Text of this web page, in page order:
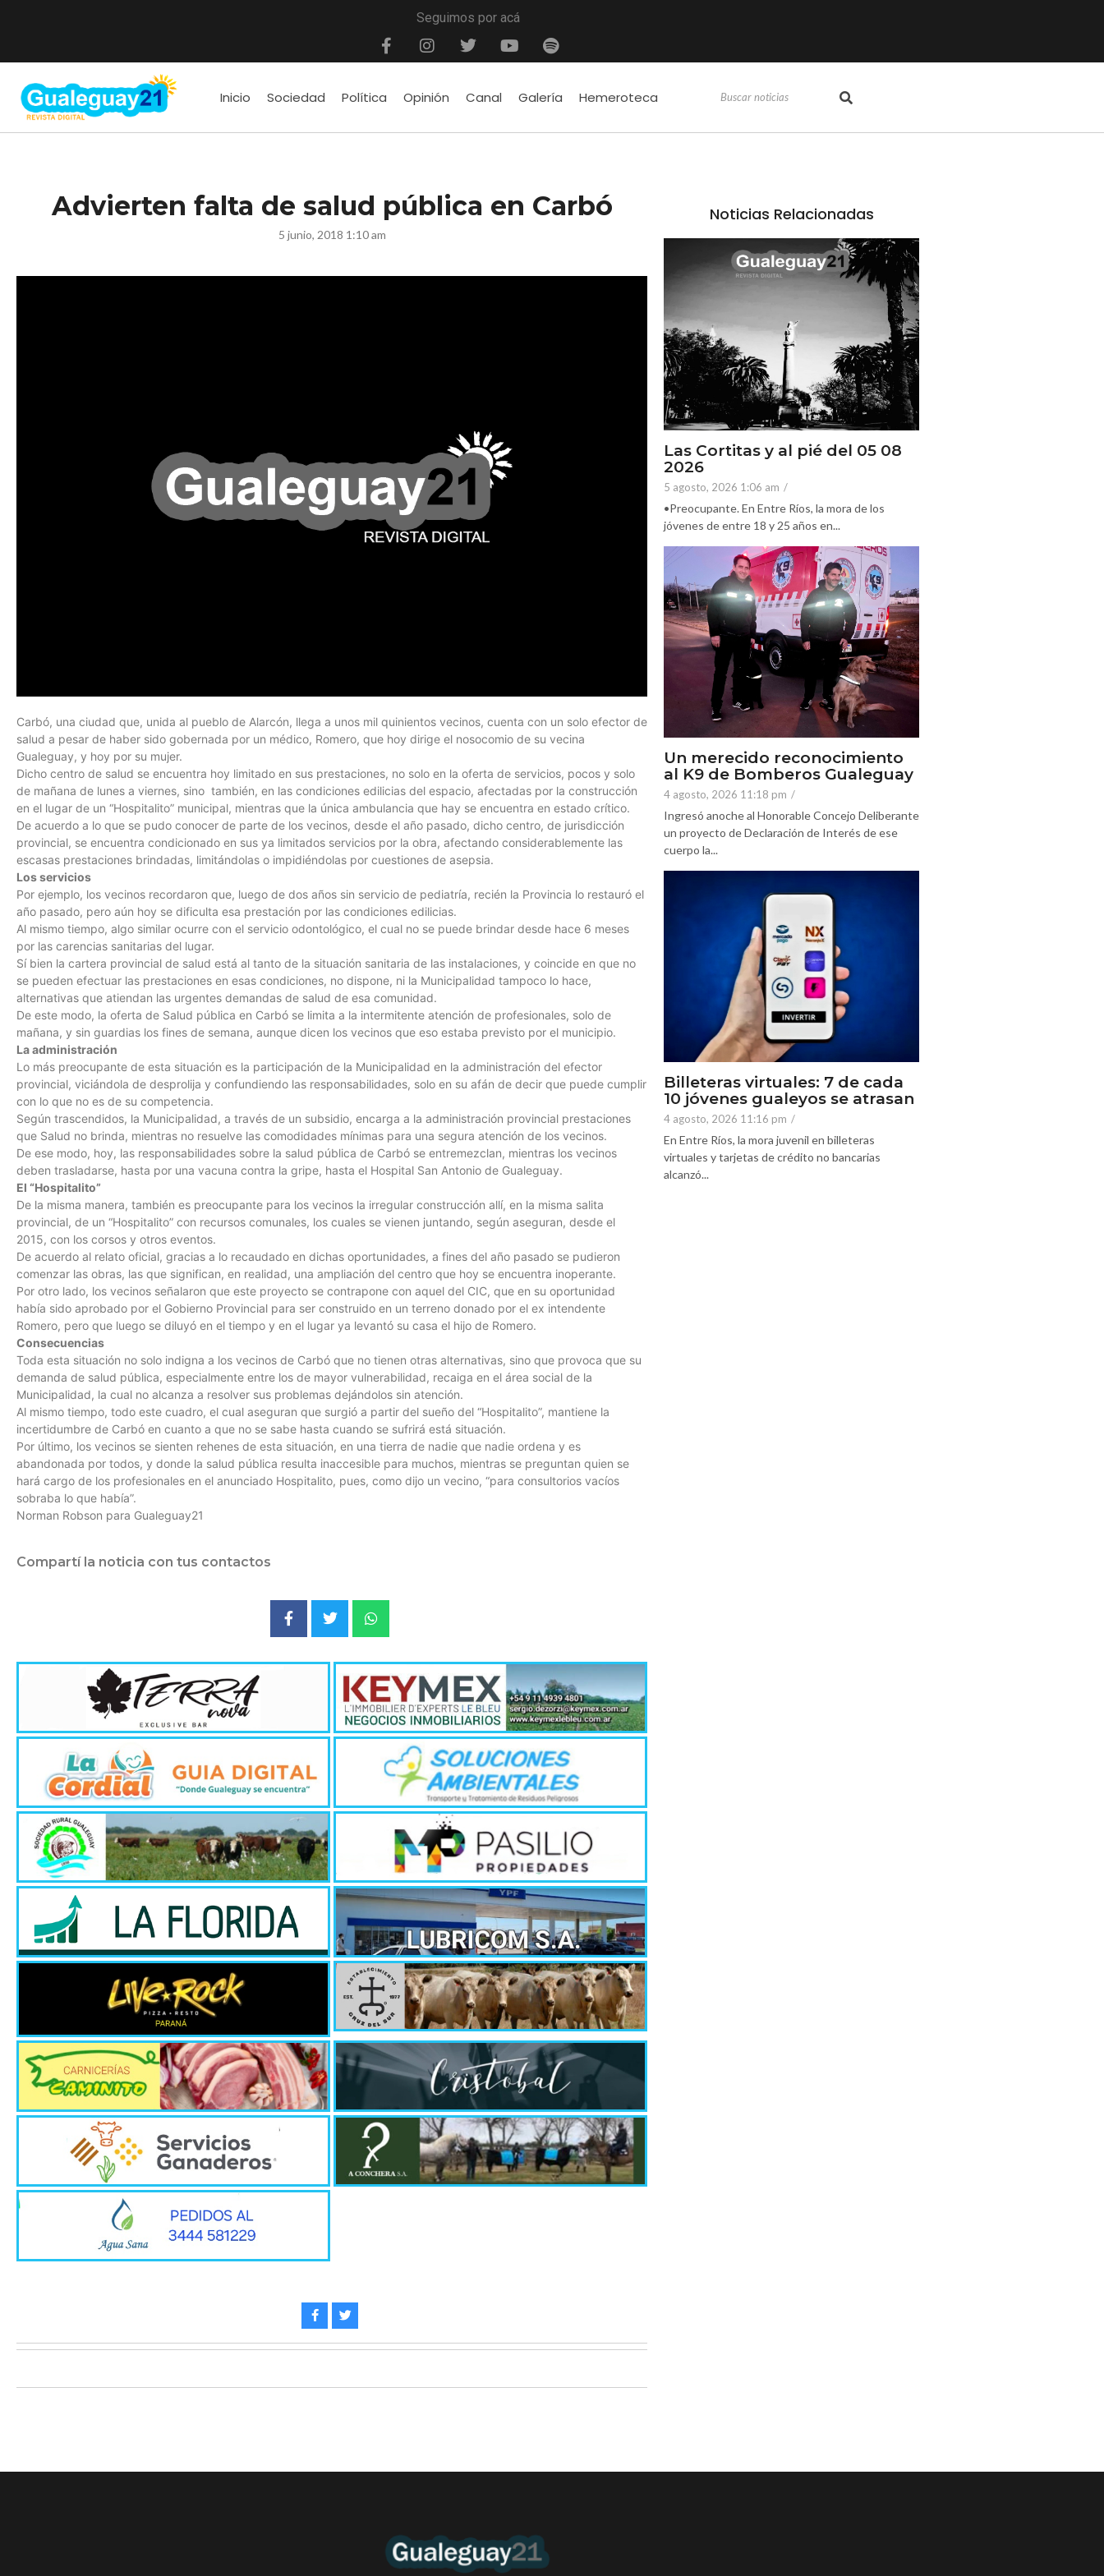
Seguimos por acá
Inicio Sociedad Política Opinión Canal Galería Hemeroteca
Advierten falta de salud pública en Carbó
5 junio, 2018 1:10 am
Carbó, una ciudad que, unida al pueblo de Alarcón, llega a unos mil quinientos vecinos, cuenta con un solo efector de
salud a pesar de haber sido gobernada por un médico, Romero, que hoy dirige el nosocomio de su vecina
Gualeguay, y hoy por su mujer.
Dicho centro de salud se encuentra hoy limitado en sus prestaciones, no solo en la oferta de servicios, pocos y solo
de mañana de lunes a viernes, sino también, en las condiciones edilicias del espacio, afectadas por la construcción
en el lugar de un “Hospitalito” municipal, mientras que la única ambulancia que hay se encuentra en estado crítico.
De acuerdo a lo que se pudo conocer de parte de los vecinos, desde el año pasado, dicho centro, de jurisdicción
provincial, se encuentra condicionado en sus ya limitados servicios por la obra, afectando considerablemente las
escasas prestaciones brindadas, limitándolas o impidiéndolas por cuestiones de asepsia.
Los servicios
Por ejemplo, los vecinos recordaron que, luego de dos años sin servicio de pediatría, recién la Provincia lo restauró el
año pasado, pero aún hoy se dificulta esa prestación por las condiciones edilicias.
Al mismo tiempo, algo similar ocurre con el servicio odontológico, el cual no se puede brindar desde hace 6 meses
por las carencias sanitarias del lugar.
Sí bien la cartera provincial de salud está al tanto de la situación sanitaria de las instalaciones, y coincide en que no
se pueden efectuar las prestaciones en esas condiciones, no dispone, ni la Municipalidad tampoco lo hace,
alternativas que atiendan las urgentes demandas de salud de esa comunidad.
De este modo, la oferta de Salud pública en Carbó se limita a la intermitente atención de profesionales, solo de
mañana, y sin guardias los fines de semana, aunque dicen los vecinos que eso estaba previsto por el municipio.
La administración
Lo más preocupante de esta situación es la participación de la Municipalidad en la administración del efector
provincial, viciándola de desprolija y confundiendo las responsabilidades, solo en su afán de decir que puede cumplir
con lo que no es de su competencia.
Según trascendidos, la Municipalidad, a través de un subsidio, encarga a la administración provincial prestaciones
que Salud no brinda, mientras no resuelve las comodidades mínimas para una segura atención de los vecinos.
De ese modo, hoy, las responsabilidades sobre la salud pública de Carbó se entremezclan, mientras los vecinos
deben trasladarse, hasta por una vacuna contra la gripe, hasta el Hospital San Antonio de Gualeguay.
El “Hospitalito”
De la misma manera, también es preocupante para los vecinos la irregular construcción allí, en la misma salita
provincial, de un “Hospitalito” con recursos comunales, los cuales se vienen juntando, según aseguran, desde el
2015, con los corsos y otros eventos.
De acuerdo al relato oficial, gracias a lo recaudado en dichas oportunidades, a fines del año pasado se pudieron
comenzar las obras, las que significan, en realidad, una ampliación del centro que hoy se encuentra inoperante.
Por otro lado, los vecinos señalaron que este proyecto se contrapone con aquel del CIC, que en su oportunidad
había sido aprobado por el Gobierno Provincial para ser construido en un terreno donado por el ex intendente
Romero, pero que luego se diluyó en el tiempo y en el lugar ya levantó su casa el hijo de Romero.
Consecuencias
Toda esta situación no solo indigna a los vecinos de Carbó que no tienen otras alternativas, sino que provoca que su
demanda de salud pública, especialmente entre los de mayor vulnerabilidad, recaiga en el área social de la
Municipalidad, la cual no alcanza a resolver sus problemas dejándolos sin atención.
Al mismo tiempo, todo este cuadro, el cual aseguran que surgió a partir del sueño del “Hospitalito”, mantiene la
incertidumbre de Carbó en cuanto a que no se sabe hasta cuando se sufrirá está situación.
Por último, los vecinos se sienten rehenes de esta situación, en una tierra de nadie que nadie ordena y es
abandonada por todos, y donde la salud pública resulta inaccesible para muchos, mientras se preguntan quien se
hará cargo de los profesionales en el anunciado Hospitalito, pues, como dijo un vecino, “para consultorios vacíos
sobraba lo que había”.
Norman Robson para Gualeguay21
Compartí la noticia con tus contactos
Noticias Relacionadas
Las Cortitas y al pié del 05 08
2026
5 agosto, 2026 1:06 am /
•Preocupante. En Entre Ríos, la mora de los
jóvenes de entre 18 y 25 años en...
Un merecido reconocimiento
al K9 de Bomberos Gualeguay
4 agosto, 2026 11:18 pm /
Ingresó anoche al Honorable Concejo Deliberante
un proyecto de Declaración de Interés de ese
cuerpo la...
Billeteras virtuales: 7 de cada
10 jóvenes gualeyos se atrasan
4 agosto, 2026 11:16 pm /
En Entre Ríos, la mora juvenil en billeteras
virtuales y tarjetas de crédito no bancarias
alcanzó...